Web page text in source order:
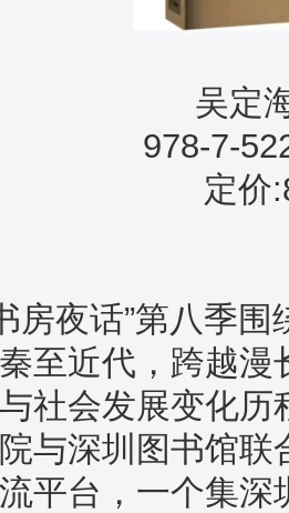
吴定
978-7-
定价
房夜话”第八季
至近代，跨越
社会发展变化历
与深圳图书馆
平台，一个集